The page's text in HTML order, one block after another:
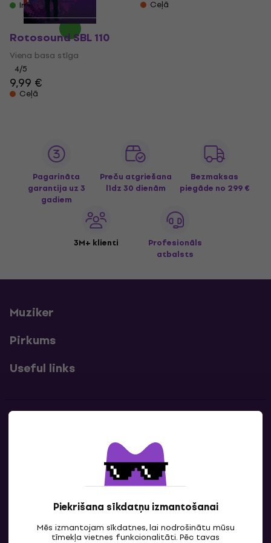
Piekrišana sīkdatņu izmantošanai
Mēs izmantojam sīkdatnes, lai nodrošinātu mūsu
tīmekļa vietnes funkcionalitāti. Pēc tavas
Ir noliktavā Ceļā
Rotosound SBL 110
Viena basa stīga
4/5
9,99 €
Ceļā
Pagarināta
garantija uz 3
gadiem
Preču atgriešana
līdz 30 dienām
Bezmaksas
piegāde no 299 €
3M+ klienti
Profesionāls
atbalsts
Muziker
Pirkums
Useful links
Sazinies ar mums